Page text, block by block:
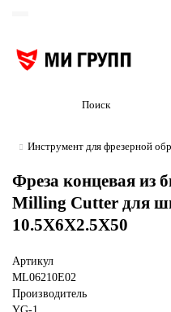
Инструмент для фрезерной
Фреза концевая из
Milling Cutter для
10.5X6X2.5X50
Артикул
ML06210E02
Производитель